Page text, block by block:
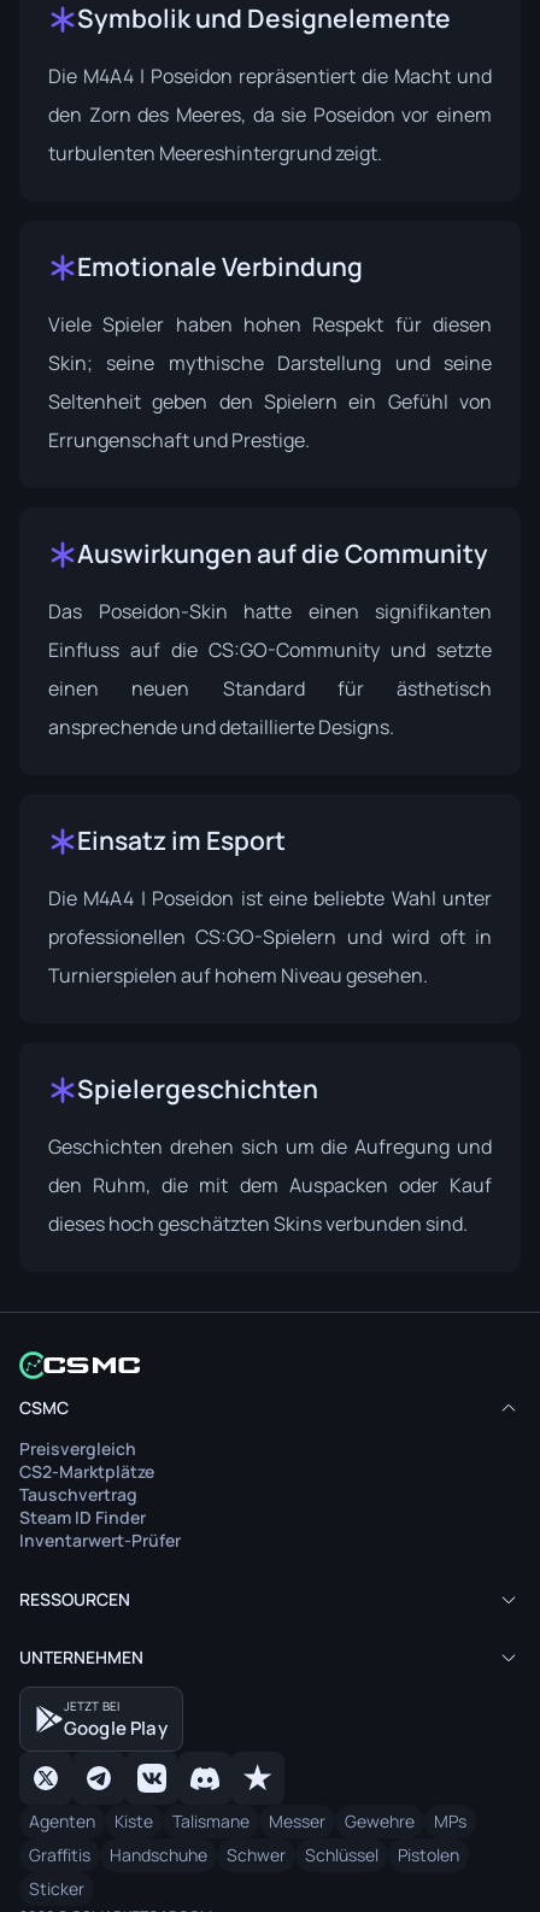
Symbolik und Designelemente
Die M4A4 | Poseidon repräsentiert die Macht und
den Zorn des Meeres, da sie Poseidon vor einem
turbulenten Meereshintergrund zeigt.
Emotionale Verbindung
Viele Spieler haben hohen Respekt für diesen
Skin; seine mythische Darstellung und seine
Seltenheit geben den Spielern ein Gefühl von
Errungenschaft und Prestige.
Auswirkungen auf die Community
Das Poseidon-Skin hatte einen signifikanten
Einfluss auf die CS:GO-Community und setzte
einen neuen Standard für ästhetisch
ansprechende und detaillierte Designs.
Einsatz im Esport
Die M4A4 | Poseidon ist eine beliebte Wahl unter
professionellen CS:GO-Spielern und wird oft in
Turnierspielen auf hohem Niveau gesehen.
Spielergeschichten
Geschichten drehen sich um die Aufregung und
den Ruhm, die mit dem Auspacken oder Kauf
dieses hoch geschätzten Skins verbunden sind.
CSMC
Preisvergleich
CS2-Marktplätze
Tauschvertrag
Steam ID Finder
Inventarwert-Prüfer
RESSOURCEN
UNTERNEHMEN
JETZT BEI
Google Play
Agenten Kiste Talismane Messer Gewehre
MPs
Graffitis
Handschuhe Schwer Schlüssel
Pistolen
Sticker